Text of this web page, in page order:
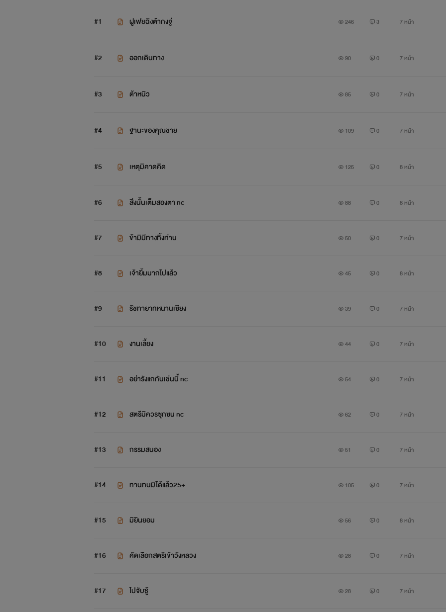
#1 ฝูเฟยฉิงต้ากงจู่ 246 3 7 หน้า
#2 ออกเดินทาง 90 0 7 หน้า
#3 ต้าหนิว 85 0 7 หน้า
#4 ฐานะของคุณชาย 109 0 7 หน้า
#5 เหตุมิคาดคิด 125 0 8 หน้า
#6 สิ่งนั้นเต็มสองตา nc 88 0 8 หน้า
#7 ข้ามิมีทางทิ้งท่าน 50 0 7 หน้า
#8 เจ้ายิ้มมากไปแล้ว 45 0 8 หน้า
#9 รัชทายาทหนานเซียง 39 0 7 หน้า
#10 งานเลี้ยง 44 0 7 หน้า
#11 อย่ารังแกกันเช่นนี้ nc 54 0 7 หน้า
#12 สตรีมิควรซุกซน nc 62 0 7 หน้า
#13 กรรมสนอง 51 0 7 หน้า
#14 ทานทนมิได้แล้ว25+ 105 0 7 หน้า
#15 มิยินยอม 56 0 8 หน้า
#16 คัดเลือกสตรีเข้าวังหลวง 28 0 7 หน้า
#17 ไปจับชู้ 28 0 7 หน้า